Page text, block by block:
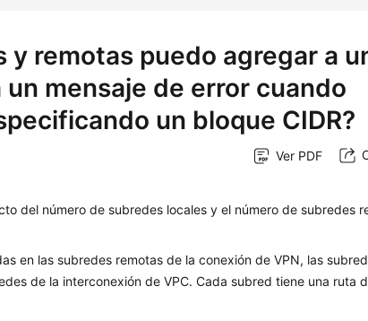
y remotas puedo agregar a
mensaje de error cuando
un bloque CIDR?
Ver PDF
del número de subredes locales y el número de subredes
en las subredes remotas de la conexión de VPN, las
de la interconexión de VPC. Cada subred tiene una ruta